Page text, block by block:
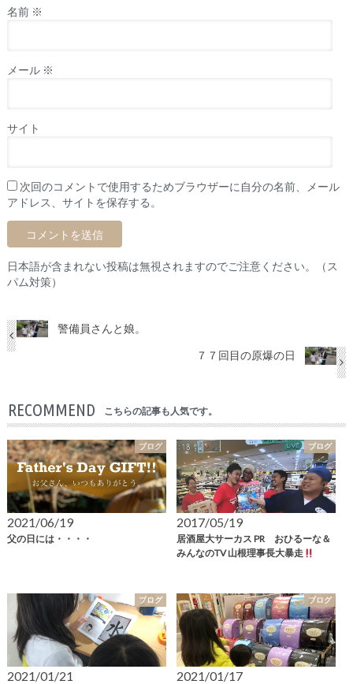
名前 ※
メール ※
サイト
次回のコメントで使用するためブラウザーに自分の名前、メール
アドレス、サイトを保存する。
日本語が含まれない投稿は無視されますのでご注意ください。（ス
パム対策）
警備員さんと娘。
７７回目の原爆の日
RECOMMEND こちらの記事も人気です。
ブログ
2021/06/19
父の日には・・・・
ブログ
2017/05/19
居酒屋大サーカス PR おひるーな＆
みんなのTV 山根理事長大暴走
ブログ
2021/01/21
ブログ
2021/01/17